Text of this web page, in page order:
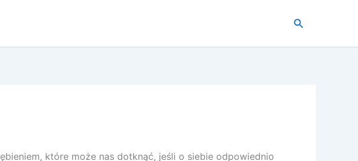
Szukaj
które może nas dotknąć, jeśli o siebie odpowiednio